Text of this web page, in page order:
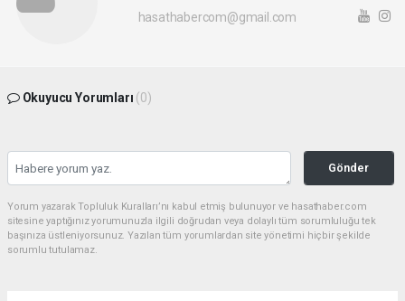
hasathabercom@gmail.com
Okuyucu Yorumları (0)
Gönder
Yorum yazarak Topluluk Kuralları’nı kabul etmiş bulunuyor ve hasathaber.com
sitesine yaptığınız yorumunuzla ilgili doğrudan veya dolaylı tüm sorumluluğu tek
başınıza üstleniyorsunuz. Yazılan tüm yorumlardan site yönetimi hiçbir şekilde
sorumlu tutulamaz.